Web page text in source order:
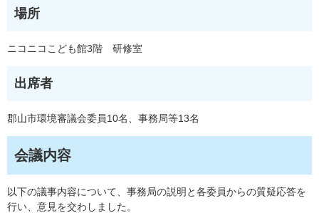
場所
ニコニコこども館3階 研修室
出席者
郡山市環境審議会委員10名、事務局等13名
会議内容
以下の議事内容について、事務局の説明と各委員からの質疑応答を
行い、意見を交わしました。